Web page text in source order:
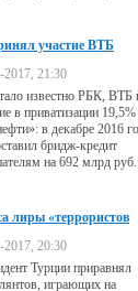
участие ВТБ
2017, 21:30
известно РБК, ВТБ
в приватизации 19,5%
в декабре 2016
бридж-кредит
на 692 млрд
лиры «террористов
2017, 20:30
Турции приравнял
играющих на